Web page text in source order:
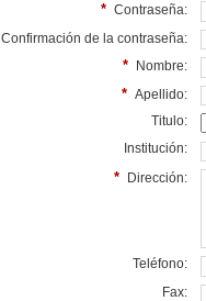
* Contraseña:
Confirmación de la contraseña:
* Nombre:
* Apellido:
Titulo:
Institución:
* Dirección:
Teléfono:
Fax: